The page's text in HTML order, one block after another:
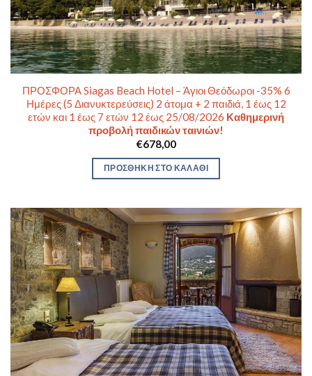
ΠΡΟΣΦΟΡΑ Siagas Beach Hotel – Άγιοι Θεόδωροι -35% 6
Ημέρες (5 Διανυκτερεύσεις) 2 άτομα + 2 παιδιά, 1 έως 12
ετών και 1 έως 7 ετών 12 έως 25/08/2026 Καθημερινή
προβολή παιδικών ταινιών!
€678,00
ΠΡΟΣΘΉΚΗ ΣΤΟ ΚΑΛΆΘΙ